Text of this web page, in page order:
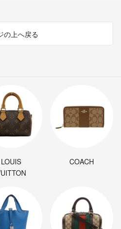
の上へ戻る
LOUIS
COACH